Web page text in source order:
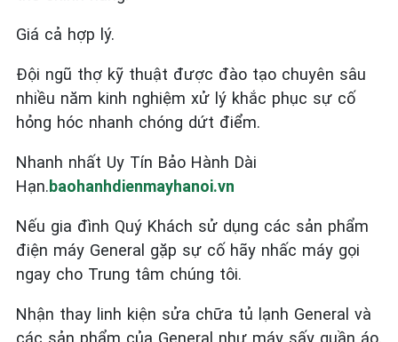
Giá cả hợp lý.
Đội ngũ thợ kỹ thuật được đào tạo chuyên sâu
nhiều năm kinh nghiệm xử lý khắc phục sự cố
hỏng hóc nhanh chóng dứt điểm.
Nhanh nhất Uy Tín Bảo Hành Dài
Hạn.baohanhdienmayhanoi.vn
Nếu gia đình Quý Khách sử dụng các sản phẩm
điện máy General gặp sự cố hãy nhấc máy gọi
ngay cho Trung tâm chúng tôi.
Nhận thay linh kiện sửa chữa tủ lạnh General và
các sản phẩm của General như máy sấy quần áo,